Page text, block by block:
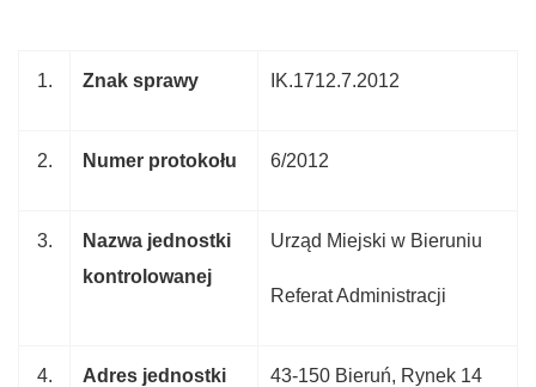
1. Znak sprawy IK.1712.7.2012
2. Numer protokołu 6/2012
3.
Nazwa jednostki
kontrolowanej
Urząd Miejski w Bieruniu
Referat Administracji
4.
Adres jednostki
43-150 Bieruń, Rynek 14